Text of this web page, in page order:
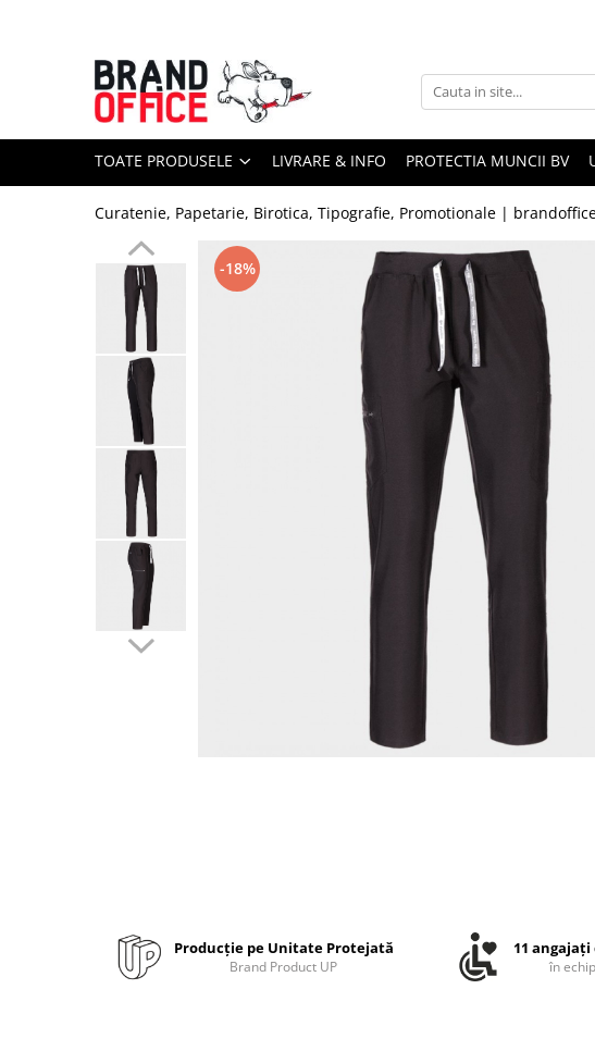
Toate Produsele
Unitate Protejata - PRODUCTIE
Hartie copiator si produse
Formulare tipizate
Saci menajeri (Unitate Protejata)
Agende, calendare si organizatoare
Agende personalizabile
Organizatoare business
Birotica si papetarie
Hartie si articole din hartie
Bibliorafturi, caiete mecanice,
Capsatoare, capse si perforatoare
Caiete si blocnotesuri
Dosare, folii protectie si mape
Accesorii diverse pentru birou
Creioane mecanice si grafit
TOATE PRODUSELE LIVRARE & INFO PROTECTIA MUNCII BV
Curatenie, Papetarie, Birotica, Tipografie, Promotionale |
-18%
Producție pe Unitate Protejată
Brand Product UP
11
în